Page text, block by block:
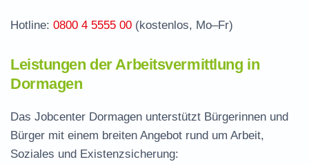
Hotline: 0800 4 5555 00 (kostenlos, Mo–Fr)
Leistungen der Arbeitsvermittlung in
Dormagen
Das Jobcenter Dormagen unterstützt Bürgerinnen und
Bürger mit einem breiten Angebot rund um Arbeit,
Soziales und Existenzsicherung: